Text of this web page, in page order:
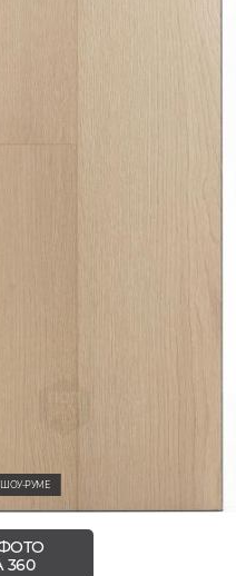
ШОУ-РУМЕ
360